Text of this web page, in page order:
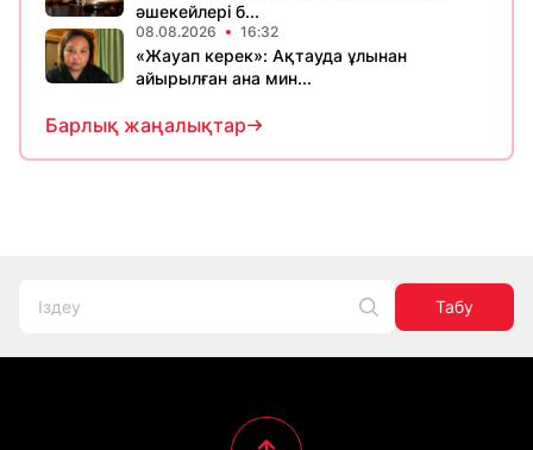
әшекейлері б...
08.08.2026 16:32
«Жауап керек»: Ақтауда ұлынан
айырылған ана мин...
Барлық жаңалықтар
Табу